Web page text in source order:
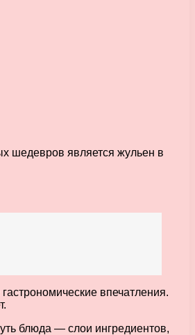
шедевров является жульен в
впечатления.
блюда — слои ингредиентов,